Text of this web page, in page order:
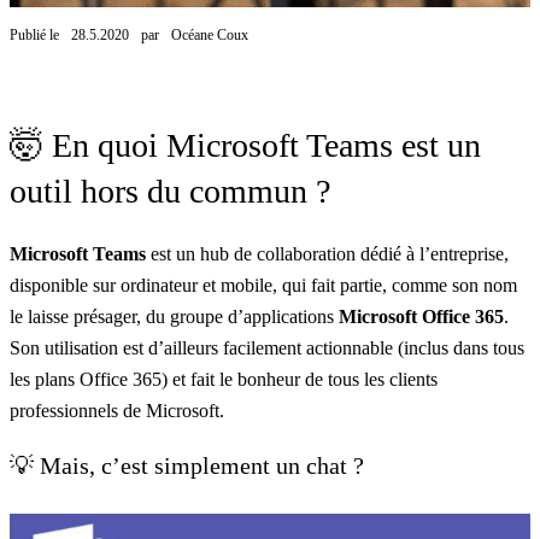
Publié le 28.5.2020 par Océane Coux
🤯 En quoi Microsoft Teams est un
outil hors du commun ?
Microsoft Teams est un hub de collaboration dédié à l’entreprise,
disponible sur ordinateur et mobile, qui fait partie, comme son nom
le laisse présager, du groupe d’applications Microsoft Office 365.
Son utilisation est d’ailleurs facilement actionnable (inclus dans tous
les plans Office 365) et fait le bonheur de tous les clients
professionnels de Microsoft.
💡 Mais, c’est simplement un chat ?